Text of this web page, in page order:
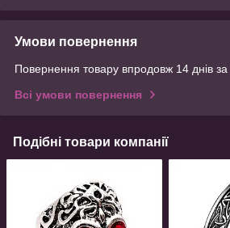
Умови повернення
Повернення товару впродовж 14 днів
Всі умови повернення
Подібні товари компанії